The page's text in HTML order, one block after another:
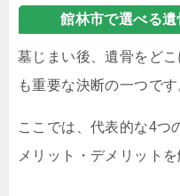
館林市で選べる遺
墓じまい後、遺骨をど
も重要な決断の一つです
ここでは、代表的な4つ
メリット・デメリットを